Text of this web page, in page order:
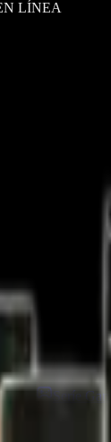
LÍNEA
Seríe